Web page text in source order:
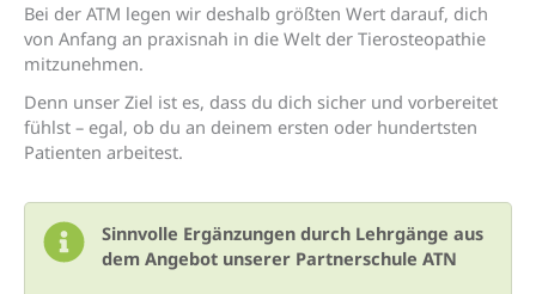
Bei der ATM legen wir deshalb größten Wert darauf, dich
von Anfang an praxisnah in die Welt der Tierosteopathie
mitzunehmen.
Denn unser Ziel ist es, dass du dich sicher und vorbereitet
fühlst – egal, ob du an deinem ersten oder hundertsten
Patienten arbeitest.
Sinnvolle Ergänzungen durch Lehrgänge aus
dem Angebot unserer Partnerschule ATN